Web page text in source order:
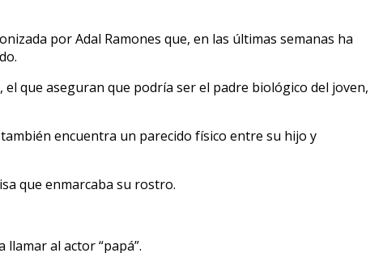
por Adal Ramones que, en las últimas semanas ha
que aseguran que podría ser el padre biológico del joven,
encuentra un parecido físico entre su hijo y
que enmarcaba su rostro.
al actor “papá”.